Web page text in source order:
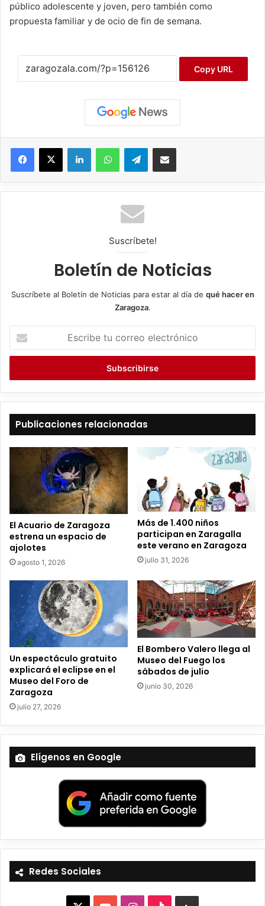
público adolescente y joven, pero también como
propuesta familiar y de ocio de fin de semana.
Copy URL
Telegram
Suscríbete!
Boletín de Noticias
Suscríbete al Boletín de Noticias para estar al día de qué hacer en
Zaragoza.
c
i
b
l
t
r
ó
c
Publicaciones relacionadas
El Acuario de Zaragoza
estrena un espacio de
ajolotes
agosto 1, 2026
Más de 1.400 niños
participan en Zaragalla
este verano en Zaragoza
julio 31, 2026
Un espectáculo gratuito
explicará el eclipse en el
Museo del Foro de
Zaragoza
julio 27, 2026
El Bombero Valero llega al
Museo del Fuego los
sábados de julio
junio 30, 2026
Elígenos en Google
Redes Sociales